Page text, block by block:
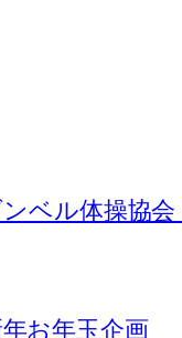
ンベル体操協
お年玉企画